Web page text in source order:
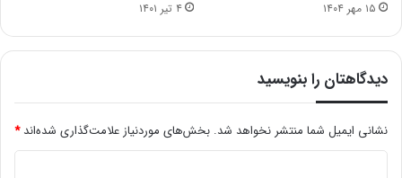
۱۵ مهر ۱۴۰۴ ۴ تیر ۱۴۰۱
دیدگاهتان را بنویسید
نشانی ایمیل شما منتشر نخواهد شد. بخش‌های موردنیاز علامت‌گذاری شده‌اند*